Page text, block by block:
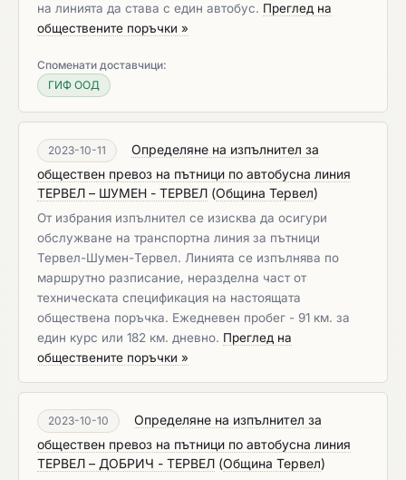
на линията да става с един автобус. Преглед на
обществените поръчки »
Споменати доставчици:
ГИФ ООД
2023-10-11
Определяне на изпълнител за
обществен превоз на пътници по автобусна линия
ТЕРВЕЛ – ШУМЕН - ТЕРВЕЛ (Община Тервел)
От избрания изпълнител се изисква да осигури
обслужване на транспортна линия за пътници
Тервел-Шумен-Тервел. Линията се изпълнява по
маршрутно разписание, неразделна част от
техническата спецификация на настоящата
обществена поръчка. Ежедневен пробег - 91 км. за
един курс или 182 км. дневно. Преглед на
обществените поръчки »
2023-10-10
Определяне на изпълнител за
обществен превоз на пътници по автобусна линия
ТЕРВЕЛ – ДОБРИЧ - ТЕРВЕЛ (Община Тервел)